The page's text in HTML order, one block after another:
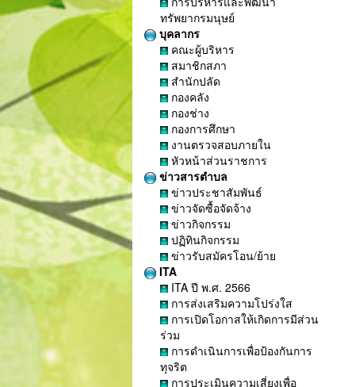
ทรัพยากรมนุษย์
บุคลากร
คณะผู้บริหาร
สมาชิกสภา
สำนักปลัด
กองคลัง
กองช่าง
กองการศึกษา
งานตรวจสอบภายใน
หัวหน้าส่วนราชการ
ข่าวสารตำบล
ข่าวประชาสัมพันธ์
ข่าวจัดซื้อจัดจ้าง
ข่าวกิจกรรม
ปฏิทินกิจกรรม
ข่าวรับสมัครโอน/ย้าย
ITA
ITA ปี พ.ศ. 2566
การส่งเสริมความโปร่งใส
การเปิดโอกาสให้เกิดการมีส่วน
ร่วม
การดำเนินการเพื่อป้องกันการ
ทุจริต
การประเมินความเสี่ยงเพื่อ